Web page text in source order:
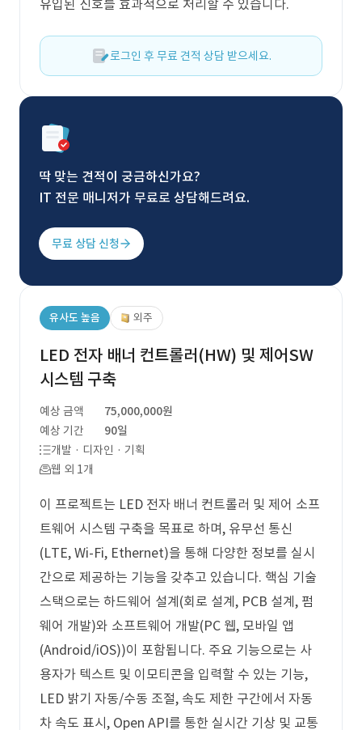
유입된 신호를 효과적으로 처리할 수 있습니다.
로그인 후 무료 견적 상담 받으세요.
딱 맞는 견적이 궁금하신가요?
IT 전문 매니저가 무료로 상담해드려요.
무료 상담 신청
유사도 높음 외주
LED 전자 배너 컨트롤러(HW) 및 제어SW
시스템 구축
예상 금액
75,000,000원
예상 기간
90일
개발 · 디자인 · 기획
웹 외 1개
이 프로젝트는 LED 전자 배너 컨트롤러 및 제어 소프
트웨어 시스템 구축을 목표로 하며, 유무선 통신
(LTE, Wi-Fi, Ethernet)을 통해 다양한 정보를 실시
간으로 제공하는 기능을 갖추고 있습니다. 핵심 기술
스택으로는 하드웨어 설계(회로 설계, PCB 설계, 펌
웨어 개발)와 소프트웨어 개발(PC 웹, 모바일 앱
(Android/iOS))이 포함됩니다. 주요 기능으로는 사
용자가 텍스트 및 이모티콘을 입력할 수 있는 기능,
LED 밝기 자동/수동 조절, 속도 제한 구간에서 자동
차 속도 표시, Open API를 통한 실시간 기상 및 교통